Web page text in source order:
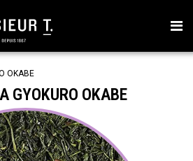
OKABE
GYOKURO OKABE